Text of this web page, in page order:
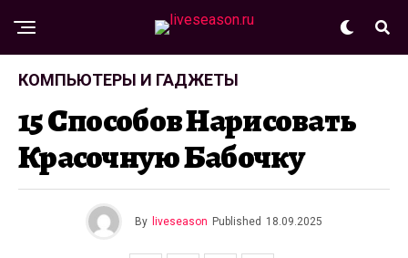
КОМПЬЮТЕРЫ И ГАДЖЕТЫ
15 Способов Нарисовать
Красочную Бабочку
By liveseason Published 18.09.2025